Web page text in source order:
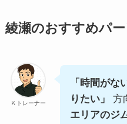
綾瀬のおすすめパ
Ｋトレーナー
「時間がな
りたい」
方
エリアのジ